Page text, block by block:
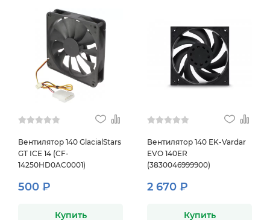
Вентилятор 140 GlacialStars
GT ICE 14 (CF-
14250HD0AC0001)
500 ₽
Купить
Вентилятор 140 EK-Vardar
EVO 140ER
(3830046999900)
2 670 ₽
Купить